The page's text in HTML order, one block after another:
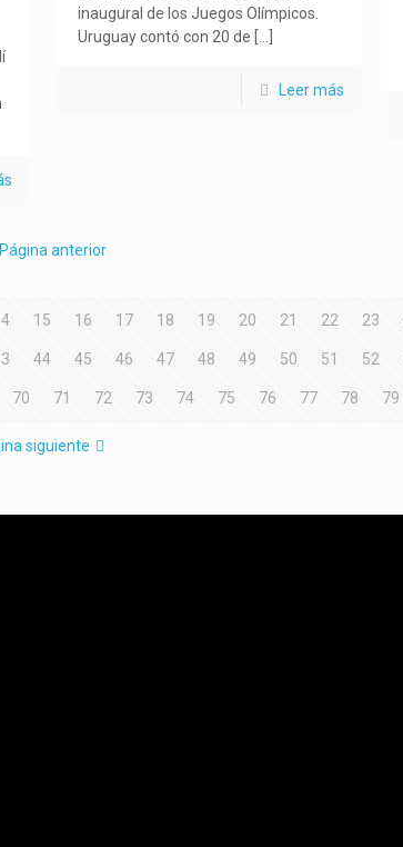
inaugural de los Juegos Olímpicos.
Uruguay contó con 20 de
Leer más
Página anterior
15 16 17 18 19 20 21 22 23
44 45 46 47 48 49 50 51 52
70 71 72 73 74 75 76 77 78 79
siguiente